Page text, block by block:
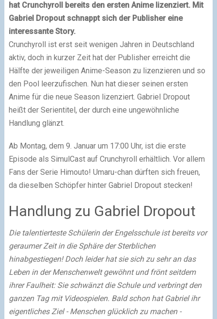
hat Crunchyroll bereits den ersten Anime lizenziert. Mit
Gabriel Dropout schnappt sich der Publisher eine
interessante Story.
Crunchyroll ist erst seit wenigen Jahren in Deutschland
aktiv, doch in kurzer Zeit hat der Publisher erreicht die
Hälfte der jeweiligen Anime-Season zu lizenzieren und so
den Pool leerzufischen. Nun hat dieser seinen ersten
Anime für die neue Season lizenziert. Gabriel Dropout
heißt der Serientitel, der durch eine ungewöhnliche
Handlung glänzt.
Ab Montag, dem 9. Januar um 17:00 Uhr, ist die erste
Episode als SimulCast auf Crunchyroll erhältlich. Vor allem
Fans der Serie Himouto! Umaru-chan dürften sich freuen,
da dieselben Schöpfer hinter Gabriel Dropout stecken!
Handlung zu Gabriel Dropout
Die talentierteste Schülerin der Engelsschule ist bereits vor
geraumer Zeit in die Sphäre der Sterblichen
hinabgestiegen! Doch leider hat sie sich zu sehr an das
Leben in der Menschenwelt gewöhnt und frönt seitdem
ihrer Faulheit: Sie schwänzt die Schule und verbringt den
ganzen Tag mit Videospielen. Bald schon hat Gabriel ihr
eigentliches Ziel - Menschen glücklich zu machen -